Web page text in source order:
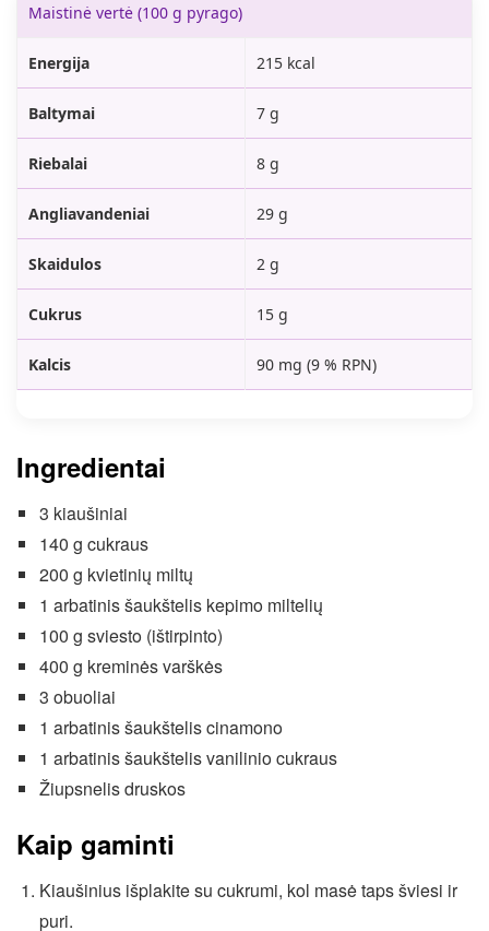
Maistinė vertė (100 g pyrago)
Energija 215 kcal
Baltymai 7 g
Riebalai 8 g
Angliavandeniai 29 g
Skaidulos 2 g
Cukrus 15 g
Kalcis 90 mg (9 % RPN)
Ingredientai
3 kiaušiniai
140 g cukraus
200 g kvietinių miltų
1 arbatinis šaukštelis kepimo miltelių
100 g sviesto (ištirpinto)
400 g kreminės varškės
3 obuoliai
1 arbatinis šaukštelis cinamono
1 arbatinis šaukštelis vanilinio cukraus
Žiupsnelis druskos
Kaip gaminti
Kiaušinius išplakite su cukrumi, kol masė taps šviesi ir
puri.